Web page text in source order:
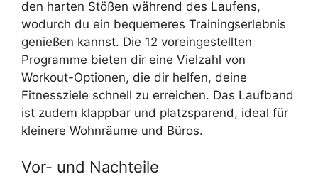
den harten Stößen während des Laufens,
wodurch du ein bequemeres Trainingserlebnis
genießen kannst. Die 12 voreingestellten
Programme bieten dir eine Vielzahl von
Workout-Optionen, die dir helfen, deine
Fitnessziele schnell zu erreichen. Das Laufband
ist zudem klappbar und platzsparend, ideal für
kleinere Wohnräume und Büros.
Vor- und Nachteile